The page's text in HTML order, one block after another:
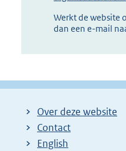
Werkt de website
dan een e-mail
Over deze website
Contact
English